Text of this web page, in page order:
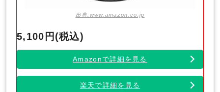
出典:www.amazon.co.jp
5,100円(税込)
Amazonで詳細を見る
楽天で詳細を見る